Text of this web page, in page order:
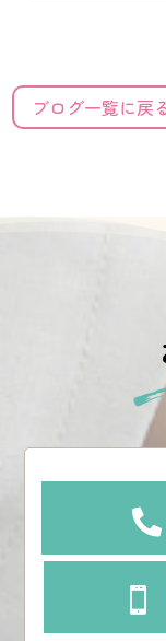
ブログ一覧に戻

